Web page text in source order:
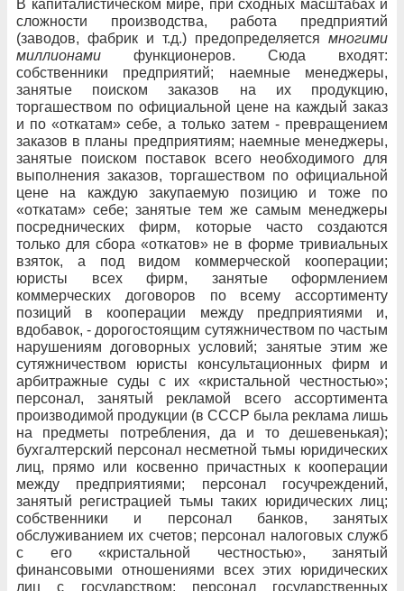
В капиталистическом мире, при сходных масштабах и
сложности производства, работа предприятий
(заводов, фабрик и т.д.) предопределяется многими
миллионами функционеров. Сюда входят:
собственники предприятий; наемные менеджеры,
занятые поиском заказов на их продукцию,
торгашеством по официальной цене на каждый заказ
и по «откатам» себе, а только затем - превращением
заказов в планы предприятиям; наемные менеджеры,
занятые поиском поставок всего необходимого для
выполнения заказов, торгашеством по официальной
цене на каждую закупаемую позицию и тоже по
«откатам» себе; занятые тем же самым менеджеры
посреднических фирм, которые часто создаются
только для сбора «откатов» не в форме тривиальных
взяток, а под видом коммерческой кооперации;
юристы всех фирм, занятые оформлением
коммерческих договоров по всему ассортименту
позиций в кооперации между предприятиями и,
вдобавок, - дорогостоящим сутяжничеством по частым
нарушениям договорных условий; занятые этим же
сутяжничеством юристы консультационных фирм и
арбитражные суды с их «кристальной честностью»;
персонал, занятый рекламой всего ассортимента
производимой продукции (в СССР была реклама лишь
на предметы потребления, да и то дешевенькая);
бухгалтерский персонал несметной тьмы юридических
лиц, прямо или косвенно причастных к кооперации
между предприятиями; персонал госучреждений,
занятый регистрацией тьмы таких юридических лиц;
собственники и персонал банков, занятых
обслуживанием их счетов; персонал налоговых служб
с его «кристальной честностью», занятый
финансовыми отношениями всех этих юридических
лиц с государством; персонал государственных